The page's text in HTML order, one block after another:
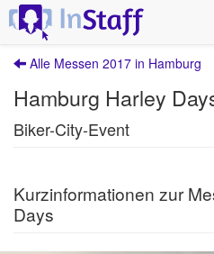
Alle Messen 2017 in Hamburg
Hamburg Harley
Biker-City-Event
Kurzinformationen zur
Days